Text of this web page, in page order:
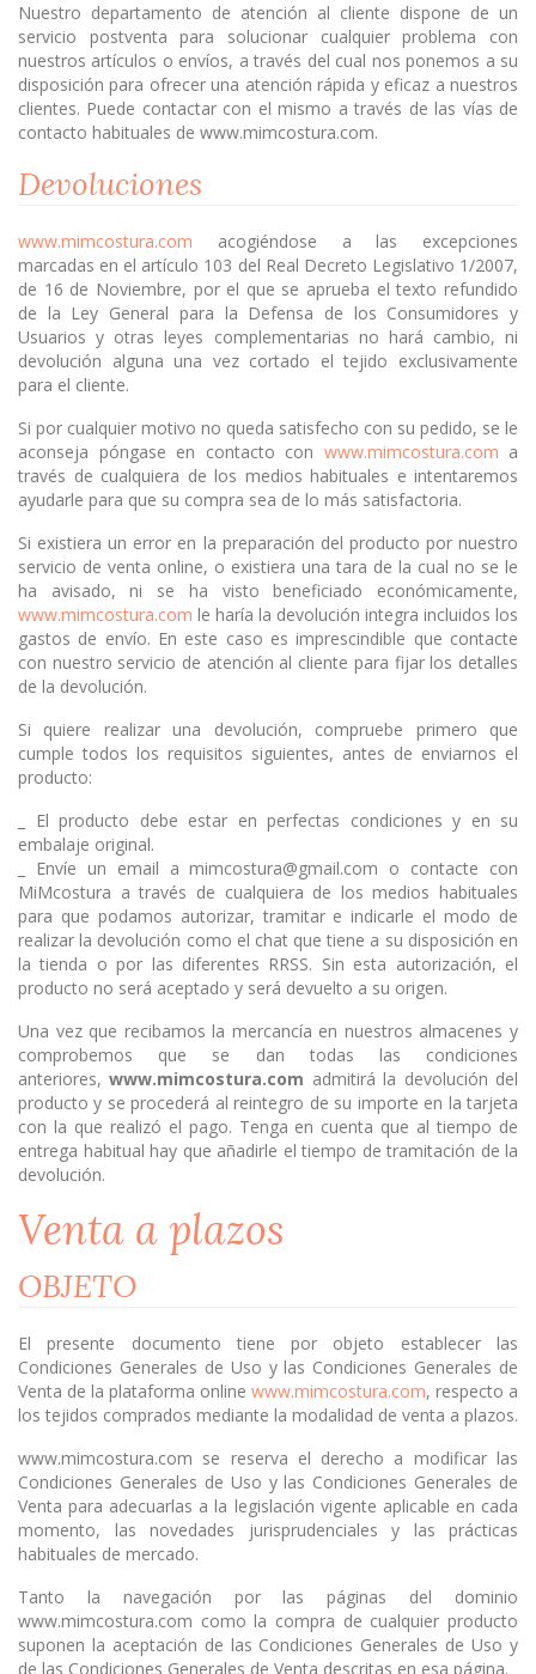
Nuestro departamento de atención al cliente dispone de un
servicio postventa para solucionar cualquier problema con
nuestros artículos o envíos, a través del cual nos ponemos a su
disposición para ofrecer una atención rápida y eficaz a nuestros
clientes. Puede contactar con el mismo a través de las vías de
contacto habituales de www.mimcostura.com.
Devoluciones
www.mimcostura.com acogiéndose a las excepciones
marcadas en el artículo 103 del Real Decreto Legislativo 1/2007,
de 16 de Noviembre, por el que se aprueba el texto refundido
de la Ley General para la Defensa de los Consumidores y
Usuarios y otras leyes complementarias no hará cambio, ni
devolución alguna una vez cortado el tejido exclusivamente
para el cliente.
Si por cualquier motivo no queda satisfecho con su pedido, se le
aconseja póngase en contacto con www.mimcostura.com a
través de cualquiera de los medios habituales e intentaremos
ayudarle para que su compra sea de lo más satisfactoria.
Si existiera un error en la preparación del producto por nuestro
servicio de venta online, o existiera una tara de la cual no se le
ha avisado, ni se ha visto beneficiado económicamente,
www.mimcostura.com le haría la devolución integra incluidos los
gastos de envío. En este caso es imprescindible que contacte
con nuestro servicio de atención al cliente para fijar los detalles
de la devolución.
Si quiere realizar una devolución, compruebe primero que
cumple todos los requisitos siguientes, antes de enviarnos el
producto:
_ El producto debe estar en perfectas condiciones y en su
embalaje original.
_ Envíe un email a mimcostura@gmail.com o contacte con
MiMcostura a través de cualquiera de los medios habituales
para que podamos autorizar, tramitar e indicarle el modo de
realizar la devolución como el chat que tiene a su disposición en
la tienda o por las diferentes RRSS. Sin esta autorización, el
producto no será aceptado y será devuelto a su origen.
Una vez que recibamos la mercancía en nuestros almacenes y
comprobemos que se dan todas las condiciones
anteriores,www.mimcostura.com admitirá la devolución del
producto y se procederá al reintegro de su importe en la tarjeta
con la que realizó el pago. Tenga en cuenta que al tiempo de
entrega habitual hay que añadirle el tiempo de tramitación de la
devolución.
Venta a plazos
OBJETO
El presente documento tiene por objeto establecer las
Condiciones Generales de Uso y las Condiciones Generales de
Venta de la plataforma online www.mimcostura.com, respecto a
los tejidos comprados mediante la modalidad de venta a plazos.
www.mimcostura.com se reserva el derecho a modificar las
Condiciones Generales de Uso y las Condiciones Generales de
Venta para adecuarlas a la legislación vigente aplicable en cada
momento, las novedades jurisprudenciales y las prácticas
habituales de mercado.
Tanto la navegación por las páginas del dominio
www.mimcostura.com como la compra de cualquier producto
suponen la aceptación de las Condiciones Generales de Uso y
de las Condiciones Generales de Venta descritas en esa página.